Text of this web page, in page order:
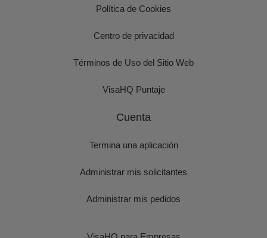
Política de Cookies
Centro de privacidad
Términos de Uso del Sitio Web
VisaHQ Puntaje
Cuenta
Termina una aplicación
Administrar mis solicitantes
Administrar mis pedidos